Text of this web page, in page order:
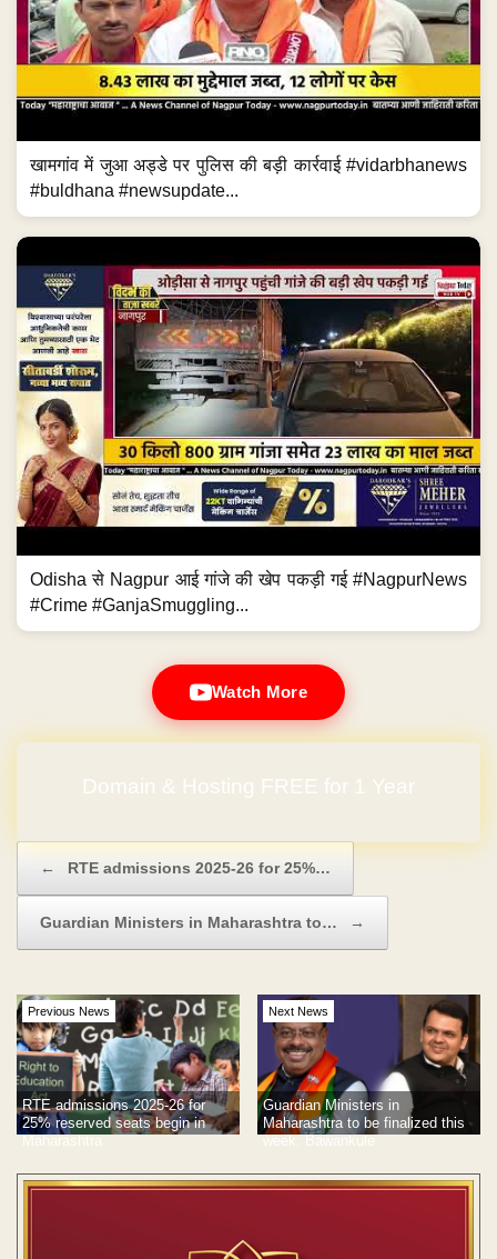
खामगांव में जुआ अड्डे पर पुलिस की बड़ी कार्रवाई #vidarbhanews
#buldhana #newsupdate...
Odisha से Nagpur आई गांजे की खेप पकड़ी गई #NagpurNews
#Crime #GanjaSmuggling...
Watch More
← RTE admissions 2025-26 for 25%…
Guardian Ministers in Maharashtra to… →
Previous News
RTE admissions 2025-26 for
25% reserved seats begin in
Maharashtra
Next News
Guardian Ministers in
Maharashtra to be finalized this
week: Bawankule